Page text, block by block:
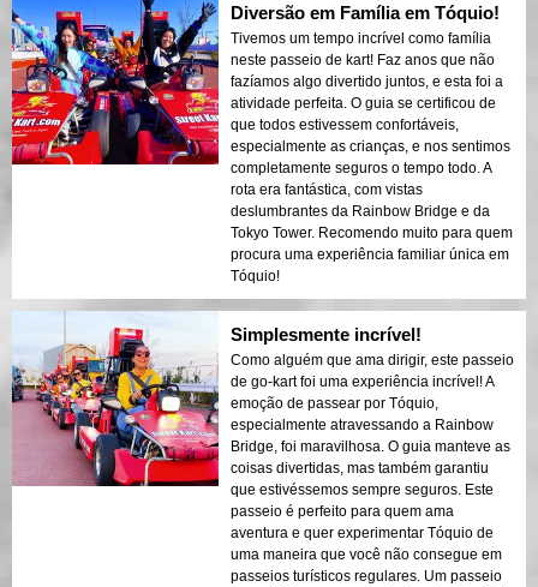
Diversão em Família em Tóquio!
Tivemos um tempo incrível como família
neste passeio de kart! Faz anos que não
fazíamos algo divertido juntos, e esta foi a
atividade perfeita. O guia se certificou de
que todos estivessem confortáveis,
especialmente as crianças, e nos sentimos
completamente seguros o tempo todo. A
rota era fantástica, com vistas
deslumbrantes da Rainbow Bridge e da
Tokyo Tower. Recomendo muito para quem
procura uma experiência familiar única em
Tóquio!
Simplesmente incrível!
Como alguém que ama dirigir, este passeio
de go-kart foi uma experiência incrível! A
emoção de passear por Tóquio,
especialmente atravessando a Rainbow
Bridge, foi maravilhosa. O guia manteve as
coisas divertidas, mas também garantiu
que estivéssemos sempre seguros. Este
passeio é perfeito para quem ama
aventura e quer experimentar Tóquio de
uma maneira que você não consegue em
passeios turísticos regulares. Um passeio